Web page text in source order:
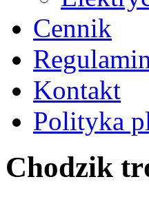
Cennik
Kontakt
Polityka
Chodzik